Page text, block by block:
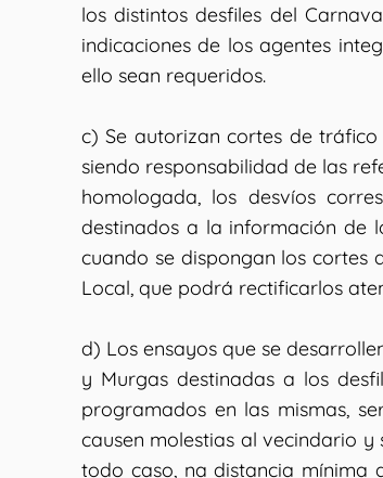
los distintos desfiles del
indicaciones de los agentes
ello sean requeridos.
c) Se autorizan cortes de
siendo responsabilidad de las
homologada, los desvíos
destinados a la información de
cuando se dispongan los cortes
Local, que podrá rectificarlos
d) Los ensayos que se
y Murgas destinadas a los
programados en las mismas,
causen molestias al vecindario
todo caso, na distancia mínima